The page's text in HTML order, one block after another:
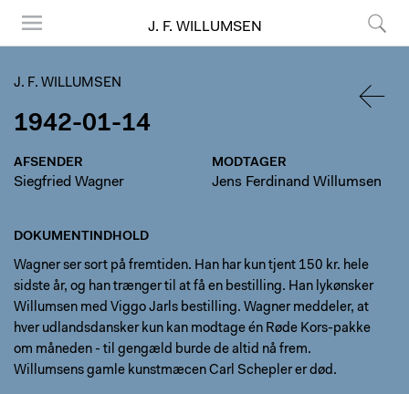
J. F. WILLUMSEN
J. F. WILLUMSEN
1942-01-14
AFSENDER
Siegfried Wagner
MODTAGER
Jens Ferdinand Willumsen
DOKUMENTINDHOLD
Wagner ser sort på fremtiden. Han har kun tjent 150 kr. hele
sidste år, og han trænger til at få en bestilling. Han lykønsker
Willumsen med Viggo Jarls bestilling. Wagner meddeler, at
hver udlandsdansker kun kan modtage én Røde Kors-pakke
om måneden - til gengæld burde de altid nå frem.
Willumsens gamle kunstmæcen Carl Schepler er død.